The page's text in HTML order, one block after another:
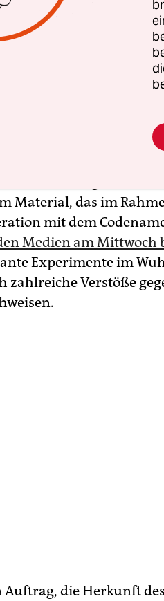
Zeitung
Christian
verändert habe
BND habe in seiner
Material, das im
mit dem
Medien am Mittwoch
Experimente im
zahlreiche Verstöße
Auftrag, die Herkunft